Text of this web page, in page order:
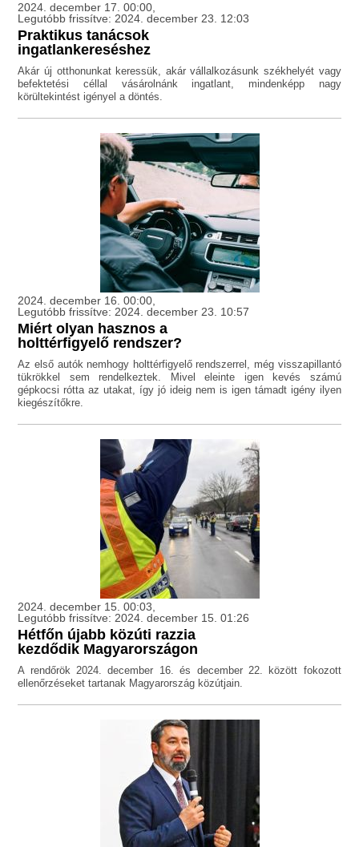
2024. december 17. 00:00,
Legutóbb frissítve: 2024. december 23. 12:03
Praktikus tanácsok
ingatlankereséshez
Akár új otthonunkat keressük, akár vállalkozásunk székhelyét vagy
befektetési céllal vásárolnánk ingatlant, mindenképp nagy
körültekintést igényel a döntés.
2024. december 16. 00:00,
Legutóbb frissítve: 2024. december 23. 10:57
Miért olyan hasznos a
holttérfigyelő rendszer?
Az első autók nemhogy holttérfigyelő rendszerrel, még visszapillantó
tükrökkel sem rendelkeztek. Mivel eleinte igen kevés számú
gépkocsi rótta az utakat, így jó ideig nem is igen támadt igény ilyen
kiegészítőkre.
2024. december 15. 00:03,
Legutóbb frissítve: 2024. december 15. 01:26
Hétfőn újabb közúti razzia
kezdődik Magyarországon
A rendőrök 2024. december 16. és december 22. között fokozott
ellenőrzéseket tartanak Magyarország közútjain.